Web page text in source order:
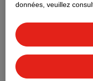
Conseil sur la
Sérum pousse-cils: tout
données, veuillez